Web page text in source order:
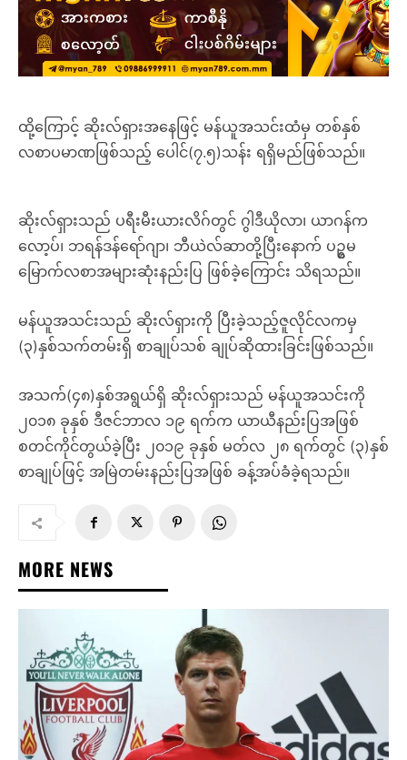
ထို့ကြောင့် ဆိုးလ်ရှားအနေဖြင့် မန်ယူအသင်းထံမှ တစ်နှစ်
လစာပမာဏဖြစ်သည့် ပေါင်(၇.၅)သန်း ရရှိမည်ဖြစ်သည်။
ဆိုးလ်ရှားသည် ပရီးမီးယားလိဂ်တွင် ဂွါဒီယိုလာ၊ ယာဂန်က
လော့ပ်၊ ဘရန်ဒန်ရော်ဂျာ၊ ဘီယဲလ်ဆာတို့ပြီးနောက် ပဥ္စမ
မြောက်လစာအများဆုံးနည်းပြ ဖြစ်ခဲ့ကြောင်း သိရသည်။
မန်ယူအသင်းသည် ဆိုးလ်ရှားကို ပြီးခဲ့သည့်ဇူလိုင်လကမှ
(၃)နှစ်သက်တမ်းရှိ စာချုပ်သစ် ချုပ်ဆိုထားခြင်းဖြစ်သည်။
အသက်(၄၈)နှစ်အရွယ်ရှိ ဆိုးလ်ရှားသည် မန်ယူအသင်းကို
၂၀၁၈ ခုနှစ် ဒီဇင်ဘာလ ၁၉ ရက်က ယာယီနည်းပြအဖြစ်
စတင်ကိုင်တွယ်ခဲ့ပြီး ၂၀၁၉ ခုနှစ် မတ်လ ၂၈ ရက်တွင် (၃)နှစ်
စာချုပ်ဖြင့် အမြဲတမ်းနည်းပြအဖြစ် ခန့်အပ်ခံခဲ့ရသည်။
MORE NEWS